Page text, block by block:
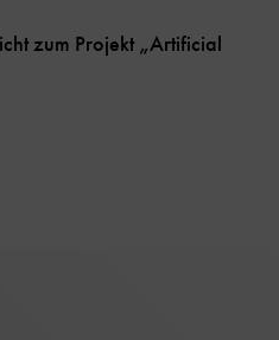
zum Projekt „Artificial